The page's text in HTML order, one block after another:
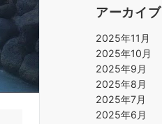
アーカイブ
2025年11月
2025年10月
2025年9月
2025年8月
2025年7月
2025年6月